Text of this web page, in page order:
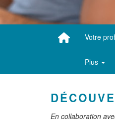
Votre
Plus
En collaboration